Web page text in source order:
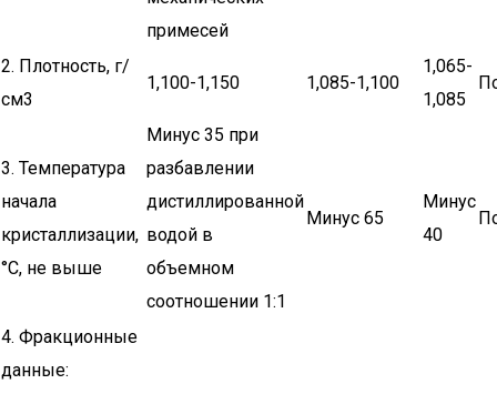
примесей
2. Плотность, г/
см3
1,100-1,150 1,085-1,100
1,065-
1,085
3. Температура
начала
кристаллизации,
°С, не выше
Минус 35 при
разбавлении
дистиллированной
водой в
объемном
соотношении 1:1
Минус 65
Минус
40
4. Фракционные
данные: